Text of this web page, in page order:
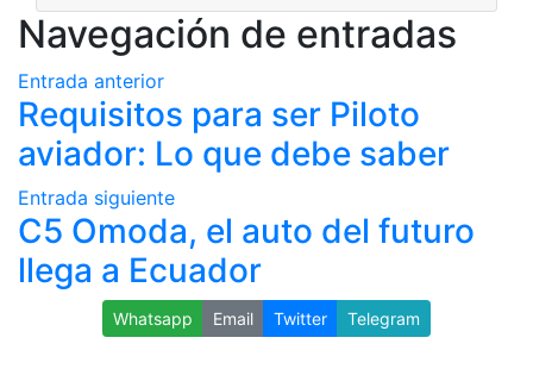
Navegación de entradas
Entrada anterior
Requisitos para ser Piloto
aviador: Lo que debe saber
Entrada siguiente
C5 Omoda, el auto del futuro
llega a Ecuador
Whatsapp Email Twitter Telegram